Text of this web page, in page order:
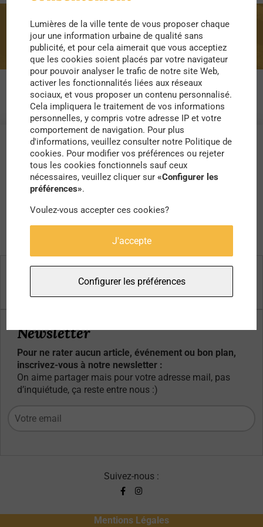
enfance
Newsletter
Pour ne rater aucun article, événement ou bon plan,
inscrivez-vous à notre newsletter :
On aime partager mais pour votre adresse mail, pas
d’inquiétude, ça reste entre nous :)
Suivez-nous :
Mentions Légales
Lumières de la ville tente de vous proposer chaque
jour une information urbaine de qualité sans
publicité, et pour cela aimerait que vous acceptiez
que les cookies soient placés par votre navigateur
pour pouvoir analyser le trafic de notre site Web,
activer les fonctionnalités liées aux réseaux
sociaux, et vous proposer un contenu personnalisé.
Cela impliquera le traitement de vos informations
personnelles, y compris votre adresse IP et votre
comportement de navigation. Pour plus
d'informations, veuillez consulter notre Politique de
cookies. Pour modifier vos préférences ou rejeter
tous les cookies fonctionnels sauf ceux
nécessaires, veuillez cliquer sur«Configurer les
préférences».
Voulez-vous accepter ces cookies?
J'accepte
Configurer les préférences